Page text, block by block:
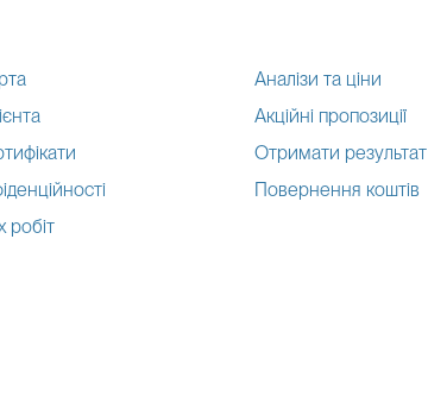
робіт
Аналізи та ціни
Акційні пропозиції
Отримати результат
Повернення коштів